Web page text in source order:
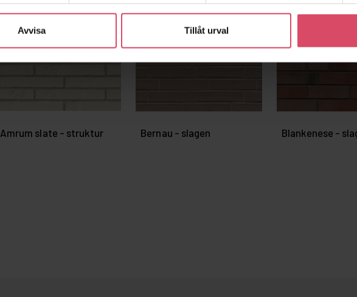
Avvisa Tillåt urval
Amrum slate - struktur Bernau - slagen Blankenese -